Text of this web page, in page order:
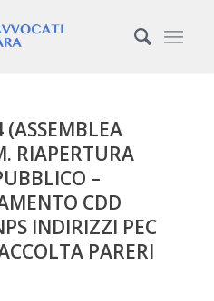
RIAPERTURA
–
CDD
INDIRIZZI PEC
PARERI